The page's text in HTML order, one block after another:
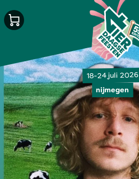
18-24 juli 2026
nijmegen